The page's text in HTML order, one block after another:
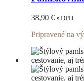
na
38,90 € s DPH
Pripravené na